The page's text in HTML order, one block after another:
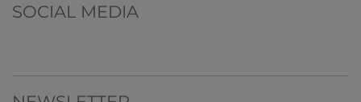
SOCIAL MEDIA